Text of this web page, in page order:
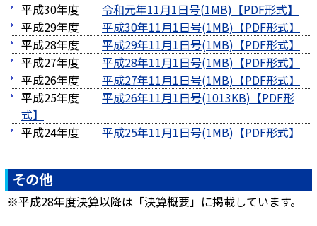
平成30年度 令和元年11月1日号(1MB)
平成29年度 平成30年11月1日号(1MB)
平成28年度 平成29年11月1日号(1MB)
平成27年度 平成28年11月1日号(1MB)
平成26年度 平成27年11月1日号(1MB)
平成25年度 平成26年11月1日号(1013KB)
平成24年度 平成25年11月1日号(1MB)
その他
※平成28年度決算以降は「決算概要」に掲載しています。